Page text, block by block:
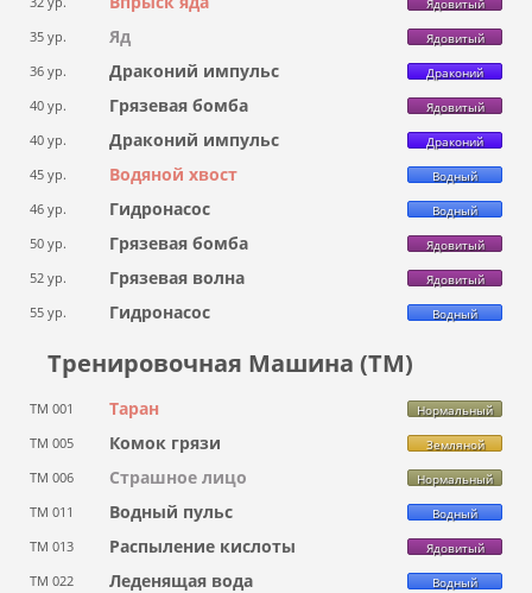
35 ур. Яд Ядовитый
36 ур. Драконий импульс Драконий
40 ур. Грязевая бомба Ядовитый
40 ур. Драконий импульс Драконий
45 ур. Водяной хвост Водный
46 ур. Гидронасос Водный
50 ур. Грязевая бомба Ядовитый
52 ур. Грязевая волна Ядовитый
55 ур. Гидронасос Водный
Тренировочная Машина (ТМ)
ТМ 001 Таран Нормальный
ТМ 005 Комок грязи Земляной
ТМ 006 Страшное лицо Нормальный
ТМ 011 Водный пульс Водный
ТМ 013 Распыление кислоты Ядовитый
ТМ 022 Леденящая вода Водный